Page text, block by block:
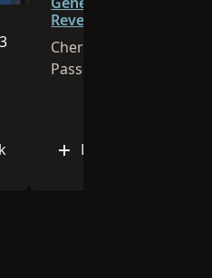
zajlik
közzétételének éve: 2023
Reverse
Cheri Hudson
Passey
Lejátszási listák